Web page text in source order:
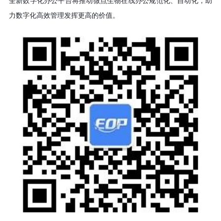
力数字化高效管理发挥更高的价值 。